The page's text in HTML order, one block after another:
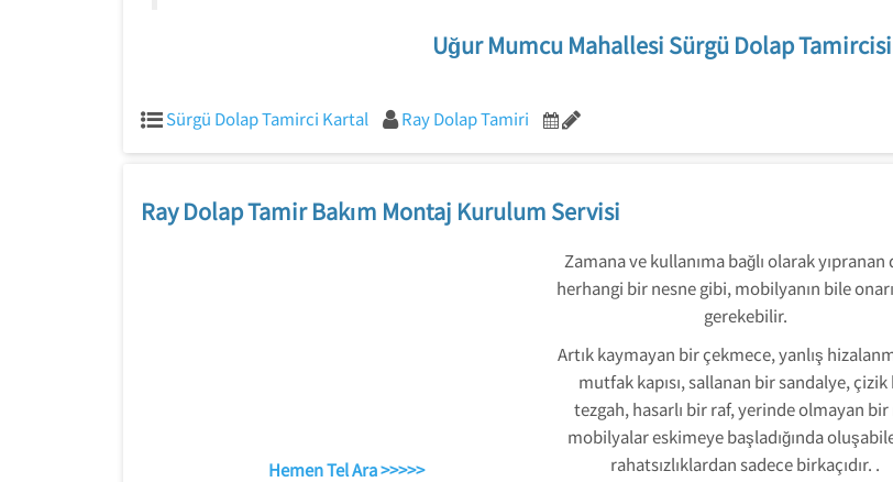
Uğur Mumcu Mahallesi Sürgü Dolap Tamircisi
Sürgü Dolap Tamirci Kartal Ray Dolap Tamiri
Ray Dolap Tamir Bakım Montaj Kurulum Servisi
Hemen Tel Ara >>>>>
Zamana ve kullanıma bağlı olarak yıpranan
herhangi bir nesne gibi, mobilyanın bile
gerekebilir.
Artık kaymayan bir çekmece, yanlış
mutfak kapısı, sallanan bir sandalye,
tezgah, hasarlı bir raf, yerinde olmayan bir
mobilyalar eskimeye başladığında
rahatsızlıklardan sadece birkaçıdır. .